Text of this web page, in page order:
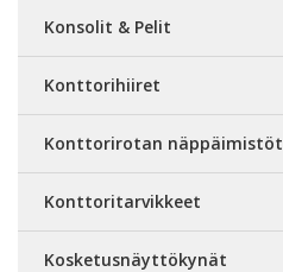
Konsolit & Pelit
Konttorihiiret
Konttorirotan näppäimistöt
Konttoritarvikkeet
Kosketusnäyttökynät